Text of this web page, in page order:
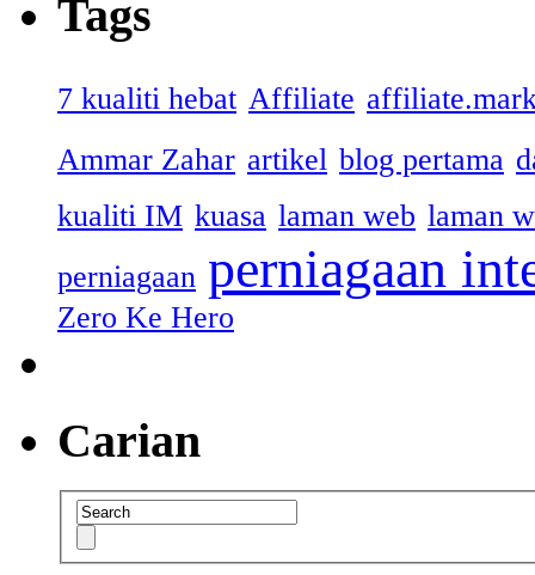
Tags
7 kualiti hebat Affiliate
Ammar Zahar artikel blog pertama
kualiti IM kuasa laman web laman
perniagaan perniagaan
Zero Ke Hero
Carian